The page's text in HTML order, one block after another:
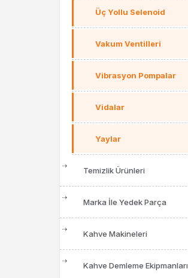
Üç Yollu Selenoid
Vakum Ventilleri
Vibrasyon Pompalar
Vidalar
Yaylar
Temizlik Ürünleri
Marka İle Yedek Parça
Kahve Makineleri
Kahve Demleme Ekipmanları